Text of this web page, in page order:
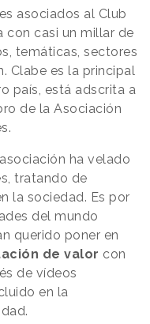
asociados al Club
con casi un millar de
temáticas, sectores
Clabe es la principal
país, está adscrita a
de la Asociación
ha velado
tratando de
la sociedad. Es por
del mundo
querido poner en
de valor con
de vídeos
en la